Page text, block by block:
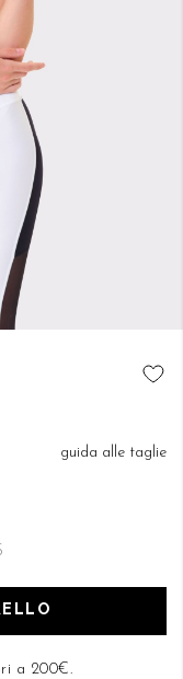
guida alle taglie
a 200€.